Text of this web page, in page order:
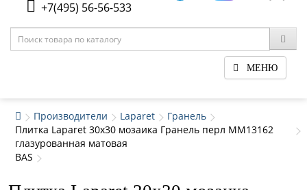
+7(495) 56-56-533
МЕНЮ
Производители Laparet
Гранель
Плитка Laparet 30x30 мозаика Гранель перл ММ13162
глазурованная матовая
BAS